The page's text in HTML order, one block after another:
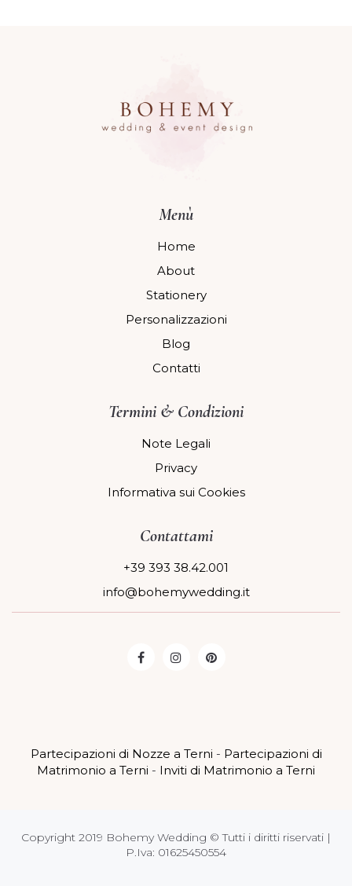
Menù
Home
About
Stationery
Personalizzazioni
Blog
Contatti
Termini & Condizioni
Note Legali
Privacy
Informativa sui Cookies
Contattami
+39 393 38.42.001
info@bohemywedding.it
Partecipazioni di Nozze a Terni - Partecipazioni di
Matrimonio a Terni - Inviti di Matrimonio a Terni
Copyright 2019 Bohemy Wedding © Tutti i diritti riservati |
P.Iva: 01625450554